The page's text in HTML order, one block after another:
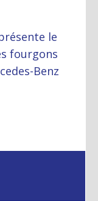
le
fourgons
Benz